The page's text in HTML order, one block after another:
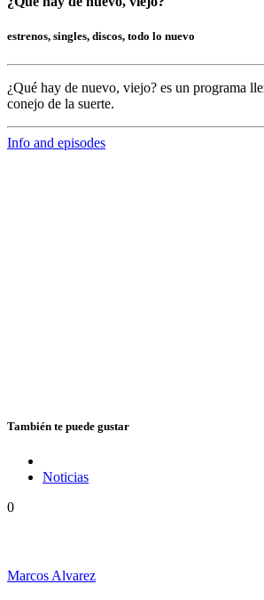
estrenos, singles, discos, todo lo nuevo
¿Qué hay de nuevo, viejo? es un programa
conejo de la suerte.
Info and episodes
También te puede gustar
Noticias
0
Marcos Alvarez